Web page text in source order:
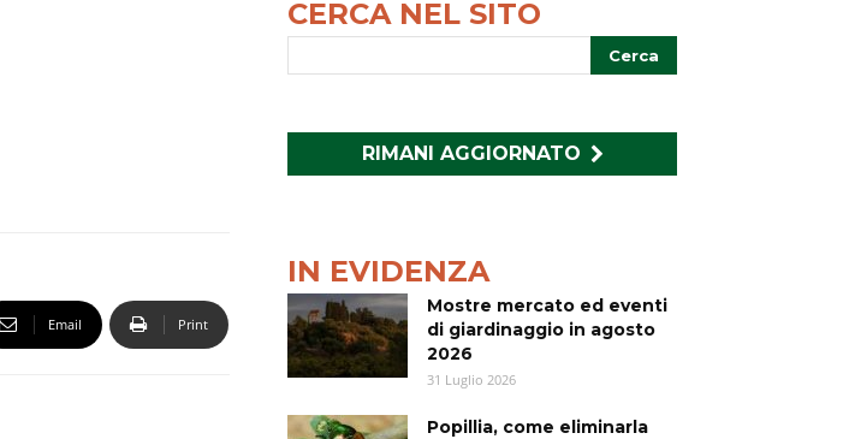
Email Print
CERCA NEL SITO
RIMANI AGGIORNATO
IN EVIDENZA
Mostre mercato ed eventi
di giardinaggio in agosto
2026
31 Luglio 2026
Popillia, come eliminarla